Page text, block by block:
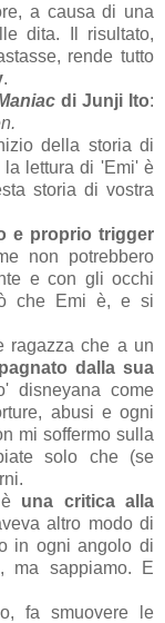
a causa di una
dita. Il risultato,
rende tutto
.
di Junji Ito:
della storia di
la lettura di 'Emi' è
storia di vostra
e proprio trigger
non potrebbero
e con gli occhi
che Emi è, e si
ragazza che a un
dalla sua
disneyana come
abusi e ogni
mi soffermo sulla
solo che (se
una critica alla
altro modo di
in ogni angolo di
ma sappiamo. E
fa smuovere le